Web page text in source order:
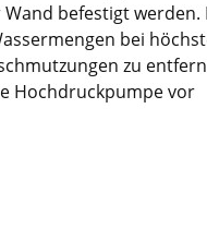
befestigt werden.
bei
zu
Hochdruckpumpe vor